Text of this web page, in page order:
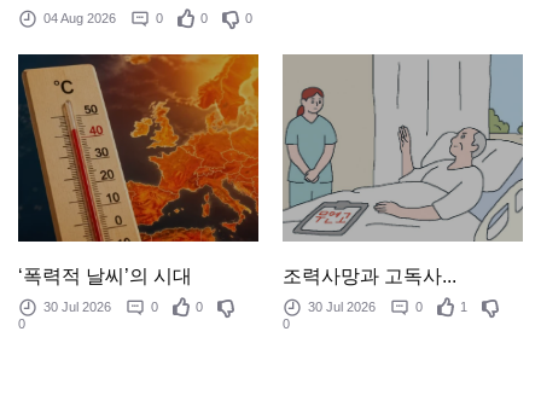
04 Aug 2026 0 0 0
‘폭력적 날씨’의 시대
30 Jul 2026 0
0
0
조력사망과 고독사...
30 Jul 2026 0
1
0